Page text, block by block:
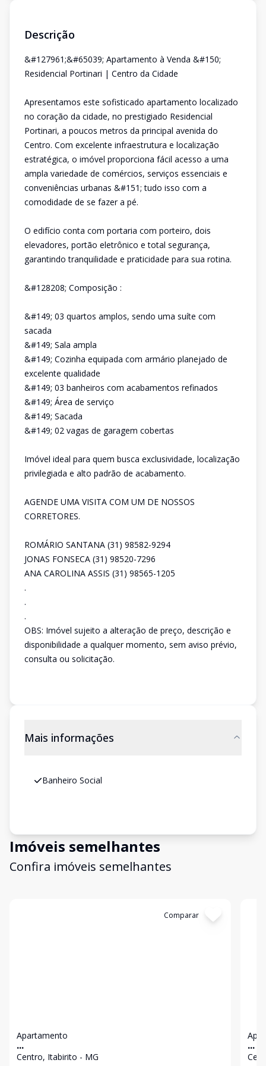
Descrição
&#127961;&#65039; Apartamento à Venda &#150;
Residencial Portinari | Centro da Cidade
Apresentamos este sofisticado apartamento localizado
no coração da cidade, no prestigiado Residencial
Portinari, a poucos metros da principal avenida do
Centro. Com excelente infraestrutura e localização
estratégica, o imóvel proporciona fácil acesso a uma
ampla variedade de comércios, serviços essenciais e
conveniências urbanas &#151; tudo isso com a
comodidade de se fazer a pé.
O edifício conta com portaria com porteiro, dois
elevadores, portão eletrônico e total segurança,
garantindo tranquilidade e praticidade para sua rotina.
&#128208; Composição :
&#149; 03 quartos amplos, sendo uma suíte com
sacada
&#149; Sala ampla
&#149; Cozinha equipada com armário planejado de
excelente qualidade
&#149; 03 banheiros com acabamentos refinados
&#149; Área de serviço
&#149; Sacada
&#149; 02 vagas de garagem cobertas
Imóvel ideal para quem busca exclusividade, localização
privilegiada e alto padrão de acabamento.
AGENDE UMA VISITA COM UM DE NOSSOS
CORRETORES.
ROMÁRIO SANTANA (31) 98582-9294
JONAS FONSECA (31) 98520-7296
ANA CAROLINA ASSIS (31) 98565-1205
.
.
.
OBS: Imóvel sujeito a alteração de preço, descrição e
disponibilidade a qualquer momento, sem aviso prévio,
consulta ou solicitação.
Mais informações
Banheiro Social
Imóveis semelhantes
Confira imóveis semelhantes
Comparar
Apartamento
...
Centro, Itabirito - MG
...